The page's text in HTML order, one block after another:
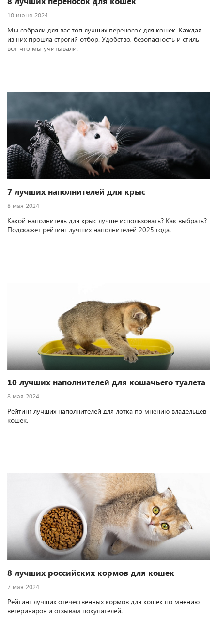
10 июня 2024
Мы собрали для вас топ лучших переносок для кошек. Каждая
из них прошла строгий отбор. Удобство, безопасность и стиль —
вот что мы учитывали.
7 лучших наполнителей для крыс
8 мая 2024
Какой наполнитель для крыс лучше использовать? Как выбрать?
Подскажет рейтинг лучших наполнителей 2025 года.
10 лучших наполнителей для кошачьего туалета
8 мая 2024
Рейтинг лучших наполнителей для лотка по мнению владельцев
кошек.
8 лучших российских кормов для кошек
7 мая 2024
Рейтинг лучших отечественных кормов для кошек по мнению
ветеринаров и отзывам покупателей.